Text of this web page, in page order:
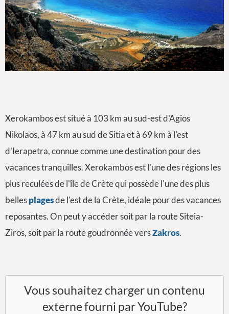
Xerokambos est situé à 103 km au sud-est d'Agios
Nikolaos, à 47 km au sud de Sitia et à 69 km à l'est
d'Ierapetra, connue comme une destination pour des
vacances tranquilles. Xerokambos est l'une des régions les
plus reculées de l'île de Crète qui possède l'une des plus
bellesplagesde l'est de la Crète, idéale pour des vacances
reposantes. On peut y accéder soit par la route Siteia-
Ziros, soit par la route goudronnée versZakros.
Vous souhaitez charger un contenu
externe fourni parYouTube?